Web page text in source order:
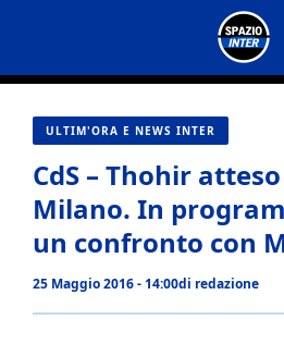
contenuto
ULTIM'ORA E NEWS INTER
CdS – Thohir
Milano. In
un confronto con
25 Maggio 2016 - 14:00di redazione